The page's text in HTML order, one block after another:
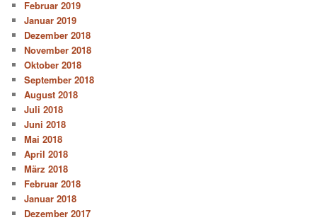
Februar 2019
Januar 2019
Dezember 2018
November 2018
Oktober 2018
September 2018
August 2018
Juli 2018
Juni 2018
Mai 2018
April 2018
März 2018
Februar 2018
Januar 2018
Dezember 2017